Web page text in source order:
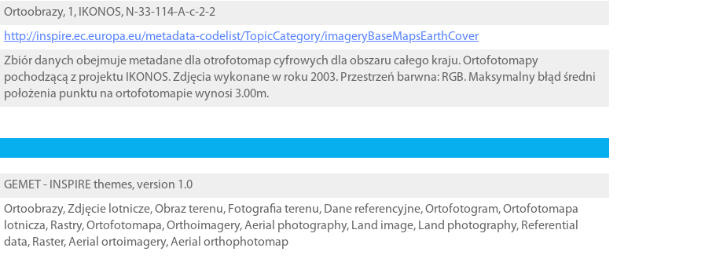
Ortoobrazy, 1, IKONOS, N-33-114-A-c-2-2
http://inspire.ec.europa.eu/metadata-codelist/TopicCategory/imageryBaseMapsEarthCover
Zbiór danych obejmuje metadane dla otrofotomap cyfrowych dla obszaru całego kraju. Ortofotomapy
pochodzącą z projektu IKONOS. Zdjęcia wykonane w roku 2003. Przestrzeń barwna: RGB. Maksymalny błąd średni
położenia punktu na ortofotomapie wynosi 3.00m.
GEMET - INSPIRE themes, version 1.0
Ortoobrazy,Zdjęcie lotnicze,Obraz terenu, Fotografia terenu, Dane referencyjne,Ortofotogram,Ortofotomapa
lotnicza, Rastry,Ortofotomapa,Orthoimagery,Aerial photography, Land image, Land photography, Referential
data, Raster,Aerial ortoimagery,Aerial orthophotomap